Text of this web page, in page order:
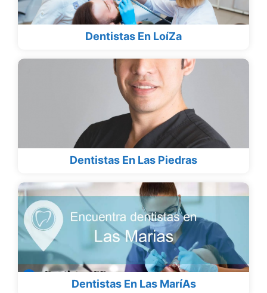
Dentistas En LoíZa
Dentistas En Las Piedras
Dentistas En Las MaríAs